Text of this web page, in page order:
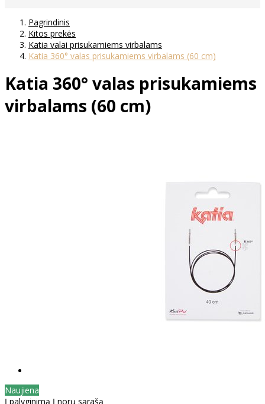
Pagrindinis
Kitos prekės
Katia valai prisukamiems virbalams
Katia 360° valas prisukamiems virbalams (60 cm)
Katia 360° valas prisukamiems
virbalams (60 cm)
Naujiena
Į palyginimą Į norų sąrašą